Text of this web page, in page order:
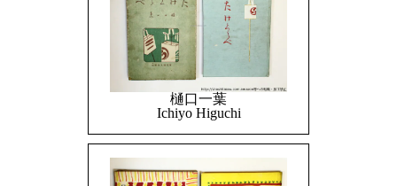
樋口一葉
Ichiyo Higuchi